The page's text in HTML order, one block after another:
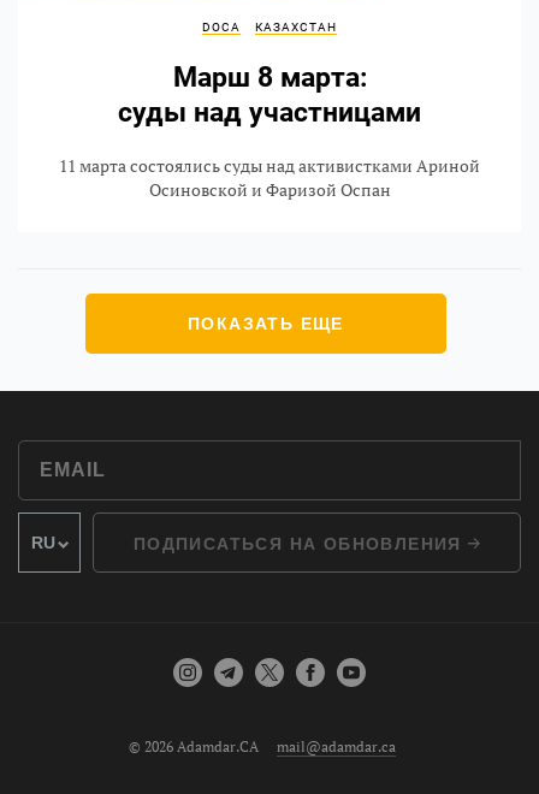
DOCA КАЗАХСТАН
Марш 8 марта:
суды над участницами
11 марта состоялись суды над активистками Ариной
Осиновской и Фаризой Оспан
ПОКАЗАТЬ ЕЩЕ
ПОДПИСАТЬСЯ НА ОБНОВЛЕНИЯ
© 2026 Adamdar.CA mail@adamdar.ca